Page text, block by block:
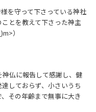
を守って下さっている神社
とを教えて下さった神主
）
仏に報告して感謝し、健
しておらず、小さいうち
その年齢まで無事に大き